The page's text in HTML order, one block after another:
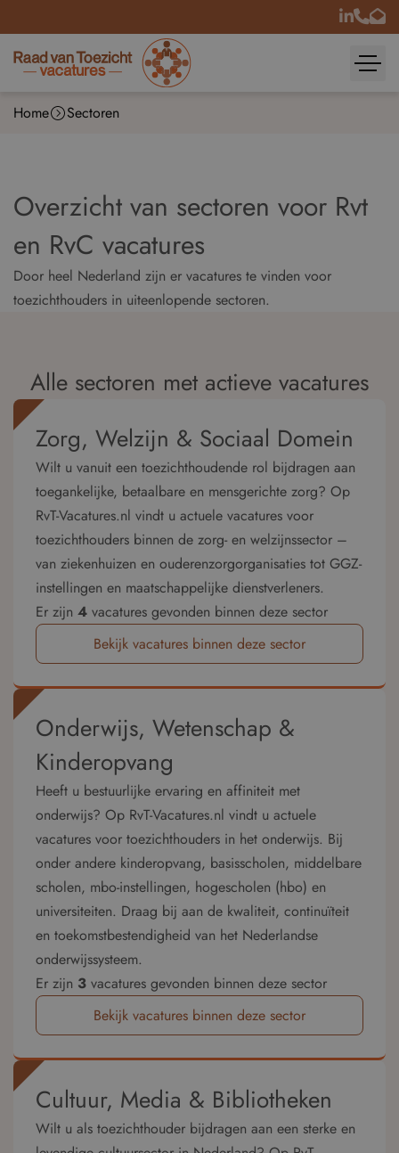
Home Sectoren
Overzicht van sectoren voor Rvt
en RvC vacatures
Door heel Nederland zijn er vacatures te vinden voor
toezichthouders in uiteenlopende sectoren.
Alle sectoren met actieve vacatures
Zorg, Welzijn & Sociaal Domein
Wilt u vanuit een toezichthoudende rol bijdragen aan
toegankelijke, betaalbare en mensgerichte zorg? Op
RvT-Vacatures.nl vindt u actuele vacatures voor
toezichthouders binnen de zorg- en welzijnssector –
van ziekenhuizen en ouderenzorgorganisaties tot GGZ-
instellingen en maatschappelijke dienstverleners.
Er zijn 4 vacatures gevonden binnen deze sector
Bekijk vacatures binnen deze sector
Onderwijs, Wetenschap &
Kinderopvang
Heeft u bestuurlijke ervaring en affiniteit met
onderwijs? Op RvT-Vacatures.nl vindt u actuele
vacatures voor toezichthouders in het onderwijs. Bij
onder andere kinderopvang, basisscholen, middelbare
scholen, mbo-instellingen, hogescholen (hbo) en
universiteiten. Draag bij aan de kwaliteit, continuïteit
en toekomstbestendigheid van het Nederlandse
onderwijssysteem.
Er zijn 3 vacatures gevonden binnen deze sector
Bekijk vacatures binnen deze sector
Cultuur, Media & Bibliotheken
Wilt u als toezichthouder bijdragen aan een sterke en